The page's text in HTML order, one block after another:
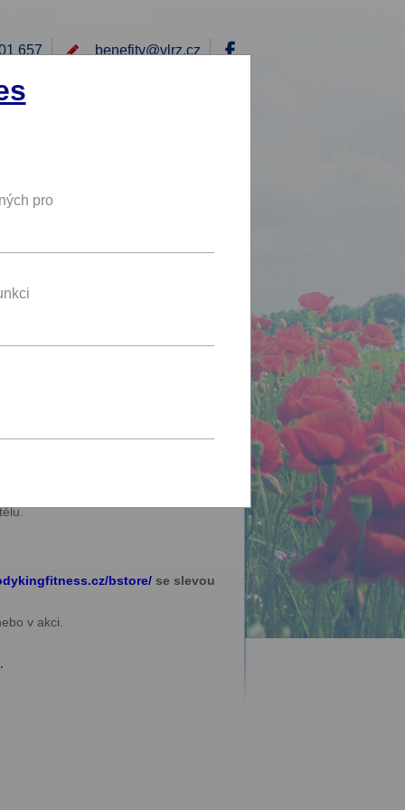
657 benefity@vlrz.cz
pro
dotykové pody, balanční
bstore/ se slevou
v akci.